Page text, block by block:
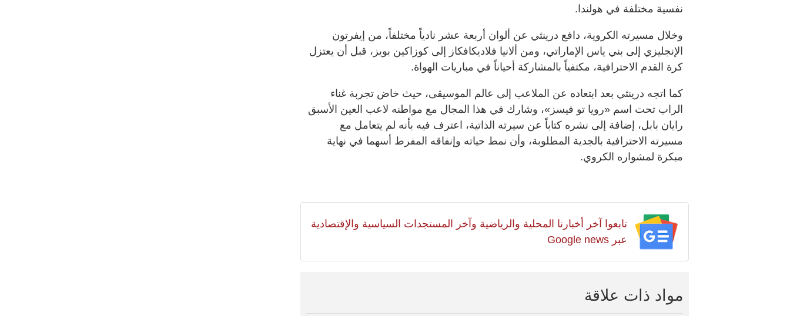
نفسية مختلفة في هولندا.
وخلال مسيرته الكروية، دافع درينثي عن ألوان أربعة عشر نادياً مختلفاً، من إيفرتون
الإنجليزي إلى بني ياس الإماراتي، ومن ألانيا فلاديكافكاز إلى كوزاكين بويز، قبل أن يعتزل
كرة القدم الاحترافية، مكتفياً بالمشاركة أحياناً في مباريات الهواة.
كما اتجه درينثي بعد ابتعاده عن الملاعب إلى عالم الموسيقى، حيث خاض تجربة غناء
الراب تحت اسم «رويا تو فيسز»، وشارك في هذا المجال مع مواطنه لاعب العين الأسبق
رايان بابل، إضافة إلى نشره كتاباً عن سيرته الذاتية، اعترف فيه بأنه لم يتعامل مع
مسيرته الاحترافية بالجدية المطلوبة، وأن نمط حياته وإنفاقه المفرط أسهما في نهاية
مبكرة لمشواره الكروي.
تابعوا آخر أخبارنا المحلية والرياضية وآخر المستجدات السياسية والإقتصادية
عبر Google news
مواد ذات علاقة